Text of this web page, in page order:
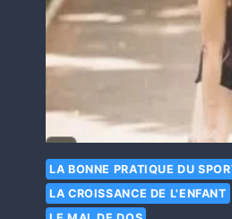
LA BONNE PRATIQUE DU
LA CROISSANCE DE L'ENFANT